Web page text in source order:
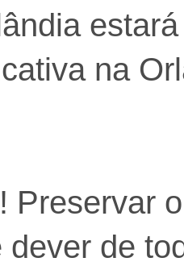
na
Preservar
dever de